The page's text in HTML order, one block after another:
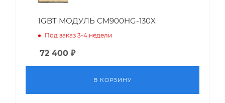
IGBT МОДУЛЬ CM900HG-130X
Под заказ 3-4 недели
72 400 ₽
В КОРЗИНУ